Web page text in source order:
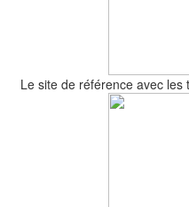
Le site de référence avec